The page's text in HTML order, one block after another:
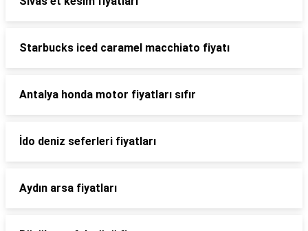
Starbucks iced caramel macchiato fiyatı
Antalya honda motor fiyatları sıfır
İdo deniz seferleri fiyatları
Aydın arsa fiyatları